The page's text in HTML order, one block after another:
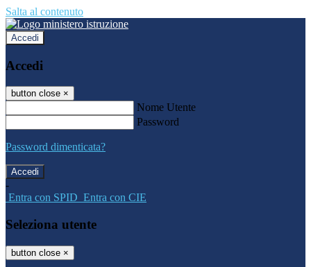
Salta al contenuto
Accedi
Accedi
button close ×
Nome Utente
Password
Password dimenticata?
-
Entra con SPID Entra con CIE
Seleziona utente
button close ×